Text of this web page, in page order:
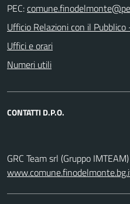
PEC:
Ufficio Relazioni con il Pubblico
Uffici e orari
Numeri utili
CONTATTI D.P.O.
GRC Team srl (Gruppo IMTEAM)